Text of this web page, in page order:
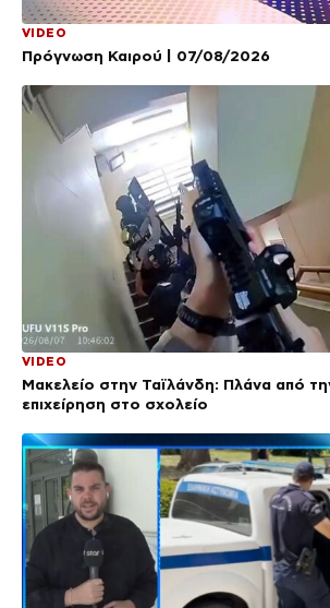
VIDEO
Πρόγνωση Καιρού | 07/08/2026
VIDEO
Μακελείο στην Ταϊλάνδη: Πλάνα από
επιχείρηση στο σχολείο